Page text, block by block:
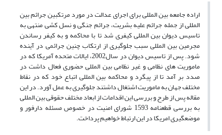
اراده جامعه بین المللی برای اجرای عدالت در مورد مرتکبین جرائم بین
المللی از جمله جرائم علیه بشریت، جرائم جنگی و نسل کشی منتهی به
تاسیس دیوان بین المللی کیفری شد تا با محاکمه و به کیفر رساندن
مجرمین بین المللی سبب جلوگیری از ارتکاب چنین جرائمی در آینده
شود. پس از تاسیس دیوان در سال2002، ایالات متحده آمریکا که در
ماموریت های نظامی و غیر نظامی بین المللی حضوری فعال داشت در
صدد بر آمد تا از پیگرد و محاکمه بین المللی اتباع خود که در نقاط
مختلف جهان به ماموریت اشتغال داشتند جلوگیری به عمل آورد. در این
مقاله پس از طرح و بررسی این اقدامات از ابعاد مختلف حقوقی بین المللی
به بررسی قطعنامه 1593 شورای امنیت در خصوص مسئله دارفور و
موضعگیری امریکا در این ارتباط خواهیم پرداخت.